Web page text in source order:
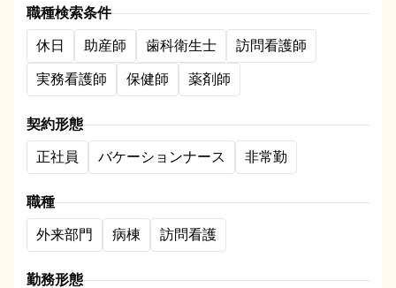
職種検索条件
休日 助産師 歯科衛生士 訪問看護師
実務看護師 保健師 薬剤師
契約形態
正社員 バケーションナース 非常勤
職種
外来部門 病棟 訪問看護
勤務形態